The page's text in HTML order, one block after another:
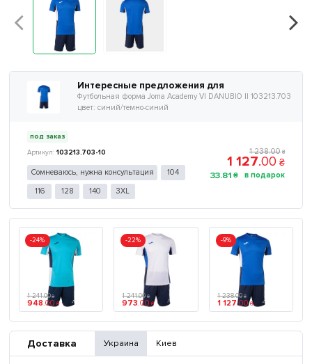
Интересные предложения для
Футбольная форма Joma Academy VI DANUBIO II 103213.703
цвет: синий/темно-синий
под заказ
103213.703-10
Сомневаюсь, нужна консультация 104
116 128 140 3XL
1 238.00 ₴
1 127.00 ₴
33.81 ₴
-24%
1 241.00 ₴
948.00 ₴
-22%
1 241.00 ₴
973.00 ₴
-9%
1 238.00 ₴
1 127.00 ₴
Доставка Украина Киев